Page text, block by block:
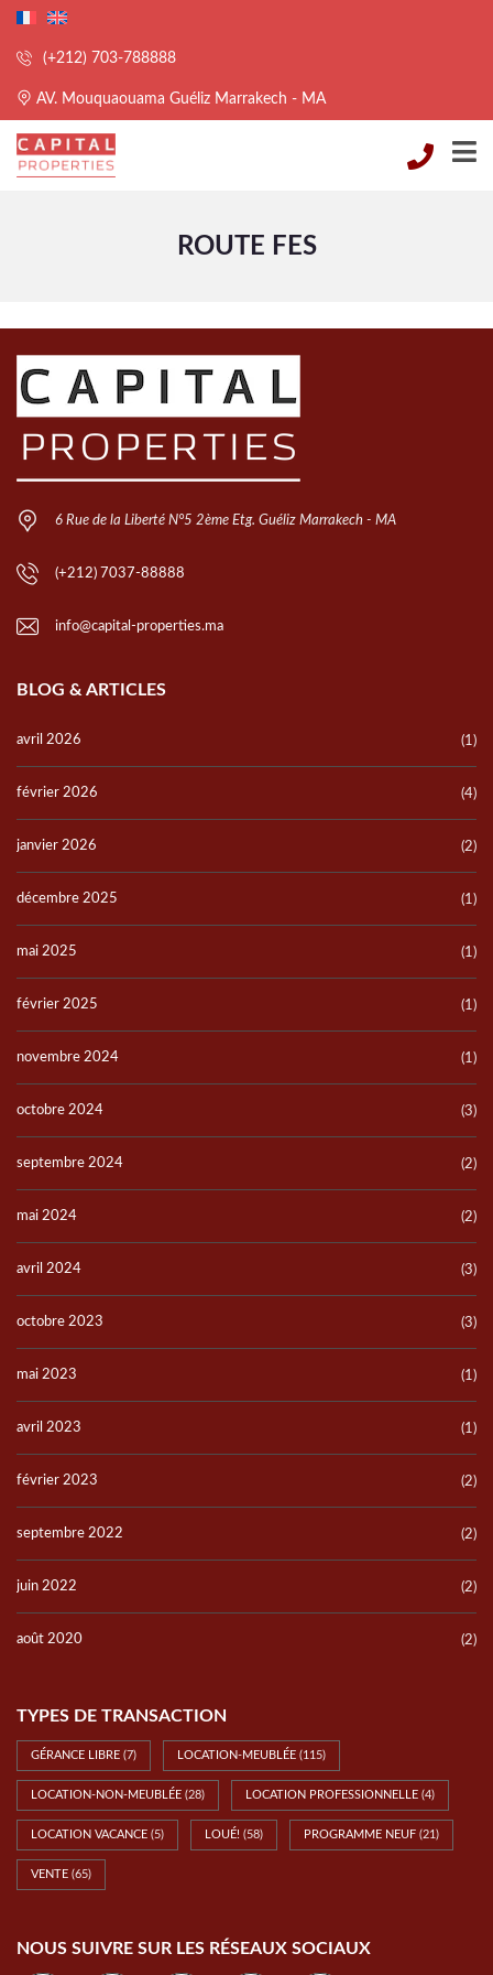
(+212) 703-788888
AV. Mouquaouama Guéliz Marrakech - MA
ROUTE FES
6 Rue de la Liberté N°5 2ème Etg. Guéliz Marrakech - MA
(+212) 7037-88888
info@capital-properties.ma
BLOG & ARTICLES
avril 2026 (1)
février 2026 (4)
janvier 2026 (2)
décembre 2025 (1)
mai 2025 (1)
février 2025 (1)
novembre 2024 (1)
octobre 2024 (3)
septembre 2024 (2)
mai 2024 (2)
avril 2024 (3)
octobre 2023 (3)
mai 2023 (1)
avril 2023 (1)
février 2023 (2)
septembre 2022 (2)
juin 2022 (2)
août 2020 (2)
TYPES DE TRANSACTION
GÉRANCE LIBRE (7) LOCATION-MEUBLÉE (115)
LOCATION-NON-MEUBLÉE (28) LOCATION PROFESSIONNELLE (4)
LOCATION VACANCE (5) LOUÉ! (58) PROGRAMME NEUF (21)
VENTE (65)
NOUS SUIVRE SUR LES RÉSEAUX SOCIAUX